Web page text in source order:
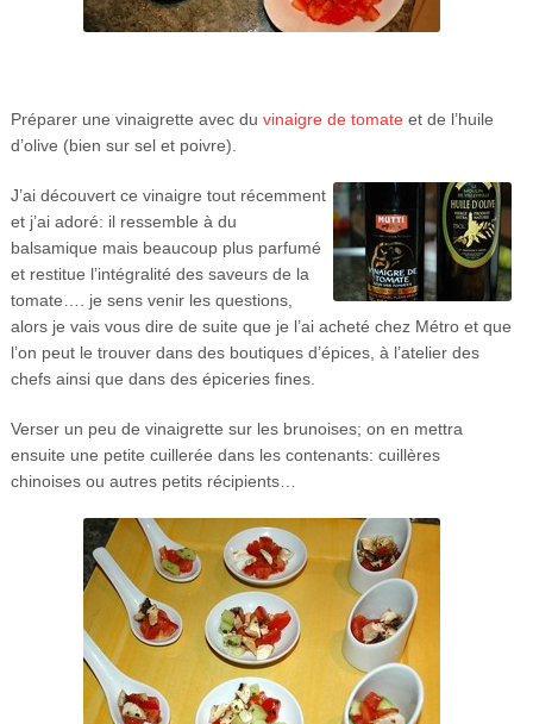
Préparer une vinaigrette avec du vinaigre de tomateet de l’huile
d’olive (bien sur sel et poivre).
J’ai découvert ce vinaigre tout récemment
et j’ai adoré: il ressemble à du
balsamique mais beaucoup plus parfumé
et restitue l’intégralité des saveurs de la
tomate…. je sens venir les questions,
alors je vais vous dire de suite que je l’ai acheté chez Métro et que
l’on peut le trouver dans des boutiques d’épices, à l’atelier des
chefs ainsi que dans des épiceries fines.
Verser un peu de vinaigrette sur les brunoises; on en mettra
ensuite une petite cuillerée dans les contenants: cuillères
chinoises ou autres petits récipients…